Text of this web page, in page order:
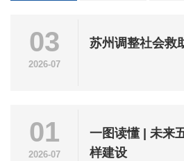
03
2026-07
苏州调整社会救
01
2026-07
一图读懂 | 未来
样建设